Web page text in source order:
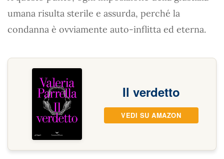
umana risulta sterile e assurda, perché la
condanna è ovviamente auto-inflitta ed eterna.
Il verdetto
VEDI SU AMAZON